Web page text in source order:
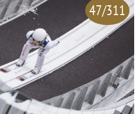
47/311